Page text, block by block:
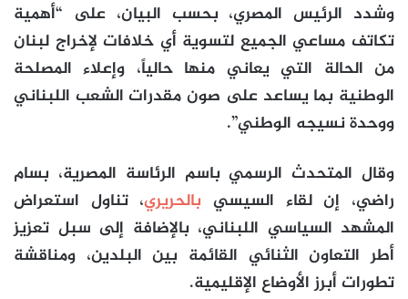
وشدد الرئيس المصري، بحسب البيان، على “أهمية
تكاتف مساعي الجميع لتسوية أي خلافات لإخراج لبنان
من الحالة التي يعاني منها حالياً، وإعلاء المصلحة
الوطنية بما يساعد على صون مقدرات الشعب اللبناني
ووحدة نسيجه الوطني”.
وقال المتحدث الرسمي باسم الرئاسة المصرية، بسام
راضي، إن لقاء السيسي بالحريري، تناول استعراض
المشهد السياسي اللبناني، بالإضافة إلى سبل تعزيز
أطر التعاون الثنائي القائمة بين البلدين، ومناقشة
تطورات أبرز الأوضاع الإقليمية.